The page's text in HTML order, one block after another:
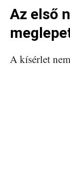
Az első
A kísérlet